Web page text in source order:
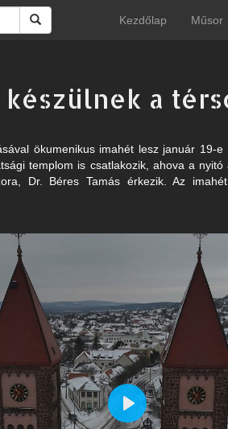
Kezdőlap Műsor
készülnek a
ökumenikus imahét lesz január 19-
templom is csatlakozik, ahova a
Dr. Béres Tamás érkezik. Az
Play